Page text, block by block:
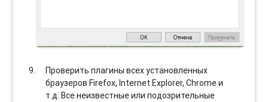
Проверить плагины всех установленных
браузеров Firefox, Internet Explorer, Chrome и
т.д. Все неизвестные или подозрительные